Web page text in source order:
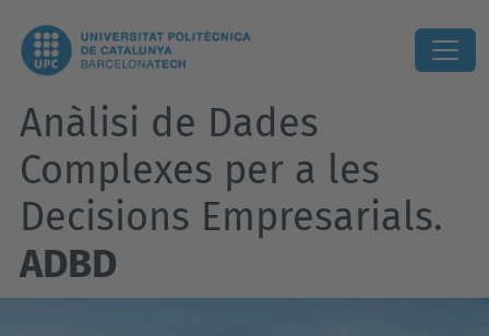
Anàlisi de Dades
Complexes per a les
Decisions Empresarials.
ADBD